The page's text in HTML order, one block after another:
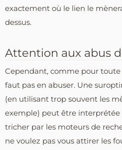
exactement où le lien le
dessus.
Attention aux abus
Cependant, comme pour toute
faut pas en abuser. Une
(en utilisant trop souvent les
exemple) peut être
tricher par les moteurs de
ne voulez pas vous attirer les